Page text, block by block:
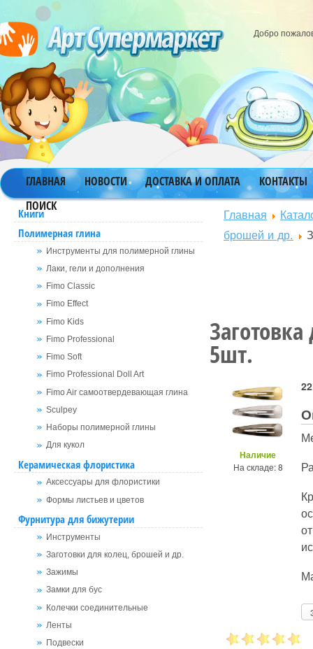
Добро
ГЛАВНАЯ НОВОСТИ ДОСТАВКА И ОПЛАТА
КОНТАКТЫ
ПОИСК
Книги
Полимерная глина
Инструменты для полимерной глины
Лаки, гели и дополнения
Fimo Classic
Fimo Effect
Fimo Kids
Fimo Professional
Fimo Soft
Fimo Professional Doll Art
Fimo Air самоотвердевающая глина
Sculpey
Наборы полимерной глины
Для кукол
Керамическая флористика
Аксессуары для флористики
Формы листьев и цветов
Фурнитура для бижутерии
Инструменты
Заготовки для колец, брошей и др.
Зажимы
Замки для бус
Колечки соединительные
Ленты
Подвески
Главная
брошей и др.
5шт.
Наличие
На складе: 8